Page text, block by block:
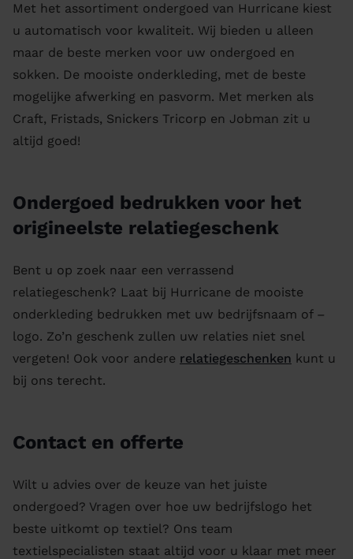
Met het assortiment ondergoed van Hurricane kiest
u automatisch voor kwaliteit. Wij bieden u alleen
maar de beste merken voor uw ondergoed en
sokken. De mooiste onderkleding, met de beste
mogelijke afwerking en pasvorm. Met merken als
Craft, Fristads, Snickers Tricorp en Jobman zit u
altijd goed!
Ondergoed bedrukken voor het
origineelste relatiegeschenk
Bent u op zoek naar een verrassend
relatiegeschenk? Laat bij Hurricane de mooiste
onderkleding bedrukken met uw bedrijfsnaam of –
logo. Zo’n geschenk zullen uw relaties niet snel
vergeten! Ook voor andere relatiegeschenken kunt u
bij ons terecht.
Contact en offerte
Wilt u advies over de keuze van het juiste
ondergoed? Vragen over hoe uw bedrijfslogo het
beste uitkomt op textiel? Ons team
textielspecialisten staat altijd voor u klaar met meer